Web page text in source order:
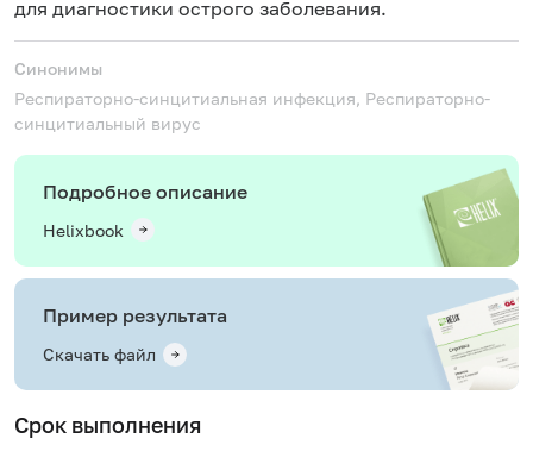
для диагностики острого заболевания.
Синонимы
Респираторно-синцитиальная инфекция, Респираторно-
синцитиальный вирус
Подробное описание
Helixbook
Пример результата
Скачать файл
Срок выполнения